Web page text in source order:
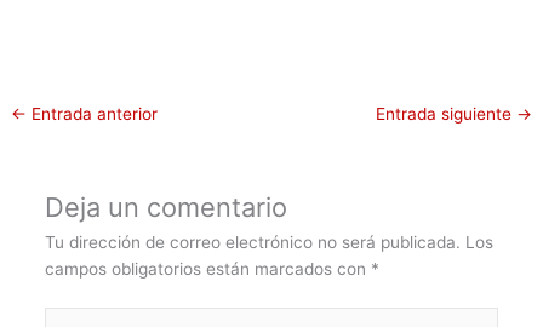
← Entrada anterior Entrada siguiente →
Deja un comentario
Tu dirección de correo electrónico no será publicada. Los
campos obligatorios están marcados con *